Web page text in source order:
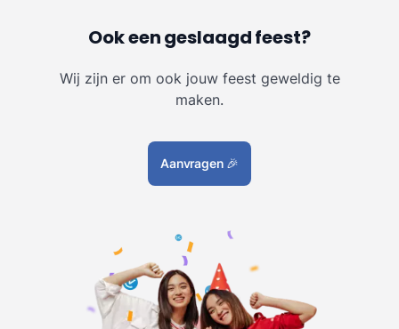
Ook een geslaagd feest?
Wij zijn er om ook jouw feest geweldig te
maken.
Aanvragen 🎉